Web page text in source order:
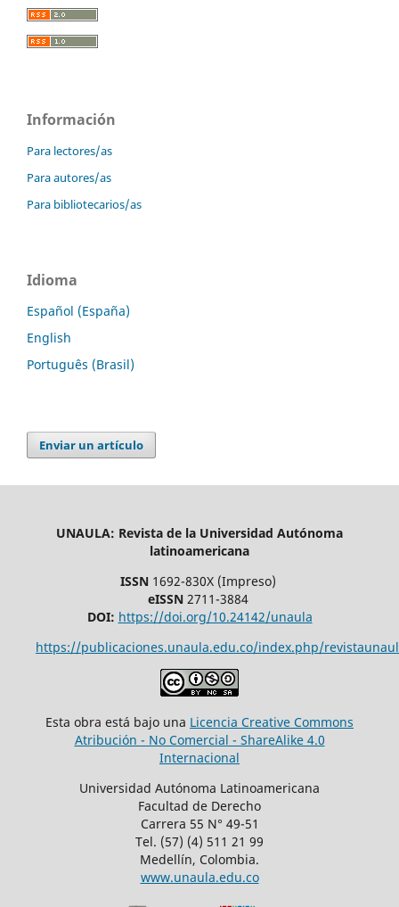
Información
Para lectores/as
Para autores/as
Para bibliotecarios/as
Idioma
Español (España)
English
Português (Brasil)
Enviar un artículo
UNAULA: Revista de la Universidad Autónoma
latinoamericana
ISSN1692-830X (Impreso)
eISSN2711-3884
DOI: https://doi.org/10.24142/unaula
https://publicaciones.unaula.edu.co/index.php/
Esta obra está bajo una Licencia Creative Commons
Atribución - No Comercial - ShareAlike 4.0
Internacional
Universidad Autónoma Latinoamericana
Facultad de Derecho
Carrera 55 N° 49-51
Tel. (57) (4) 511 21 99
Medellín, Colombia.
www.unaula.edu.co